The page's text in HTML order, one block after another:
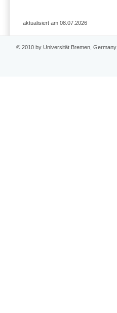
aktualisiert am 08.07.2026
© 2010 by Universität Bremen, Germany